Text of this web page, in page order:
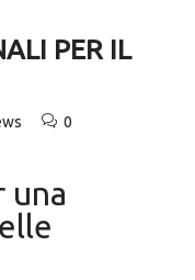
PER IL
0
una